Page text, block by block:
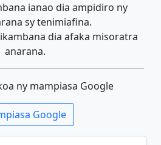
ianao dia ampidiro ny
sy tenimiafina.
dia afaka misoratra
anarana.
ny mampiasa Google
Google